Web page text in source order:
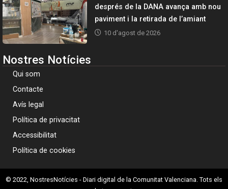
després de la DANA avança amb nou
paviment i la retirada de l’amiant
10 d'agost de 2026
Nostres Notícies
Qui som
Contacte
Avís legal
Política de privacitat
Accessibilitat
Política de cookies
© 2022, NostresNotícies - Diari digital de la Comunitat Valenciana. Tots els